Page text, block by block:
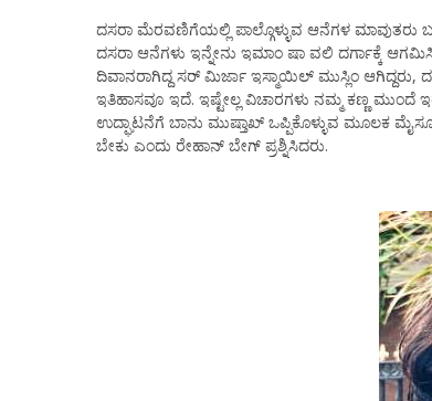
ದಸರಾ ಮೆರವಣಿಗೆಯಲ್ಲಿ ಪಾಲ್ಗೊಳ್ಳುವ ಆನೆಗಳ ಮಾವುತರು
ದಸರಾ ಆನೆಗಳು ಇನ್ನೇನು ಇಮಾಂ ಷಾ ವಲಿ ದರ್ಗಾಕ್ಕೆ
ದಿವಾನರಾಗಿದ್ದ ಸರ್ ಮಿರ್ಜಾ ಇಸ್ಮಾಯಿಲ್ ಮುಸ್ಲಿಂ
ಇತಿಹಾಸವೂ ಇದೆ. ಇಷ್ಟೇಲ್ಲ ವಿಚಾರಗಳು ನಮ್ಮ ಕಣ್ಣ ಮುಂದೆ
ಉದ್ಘಾಟನೆಗೆ ಬಾನು ಮುಷ್ತಾಖ್ ಒಪ್ಪಿಕೊಳ್ಳುವ ಮೂಲಕ
ಬೇಕು ಎಂದು ರೇಹಾನ್ ಬೇಗ್ ಪ್ರಶ್ನಿಸಿದರು.